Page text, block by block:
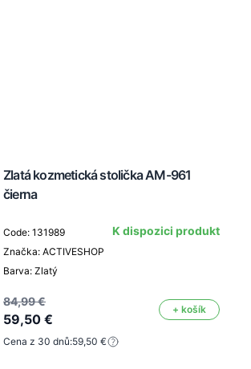
Zlatá kozmetická stolička AM-961
čierna
Code: 131989
Značka: ACTIVESHOP
Barva: Zlatý
K dispozici produkt
84,99 €
59,50 €
+ košík
Cena z 30 dnů:59,50 €